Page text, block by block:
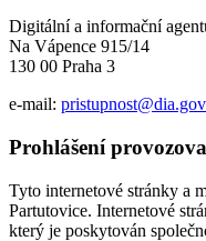
Digitální a informační
Na Vápence 915/14
130 00 Praha 3
e-mail:
Prohlášení
Tyto internetové stránky a
Partutovice. Internetové
který je poskytován